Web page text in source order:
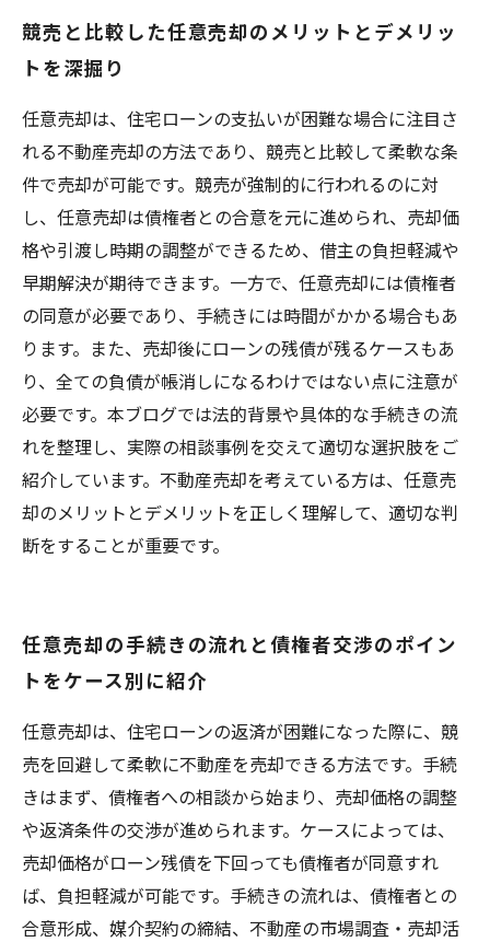
競売と比較した任意売却のメリットとデメリッ
トを深掘り
任意売却は、住宅ローンの支払いが困難な場合に注目さ
れる不動産売却の方法であり、競売と比較して柔軟な条
件で売却が可能です。競売が強制的に行われるのに対
し、任意売却は債権者との合意を元に進められ、売却価
格や引渡し時期の調整ができるため、借主の負担軽減や
早期解決が期待できます。一方で、任意売却には債権者
の同意が必要であり、手続きには時間がかかる場合もあ
ります。また、売却後にローンの残債が残るケースもあ
り、全ての負債が帳消しになるわけではない点に注意が
必要です。本ブログでは法的背景や具体的な手続きの流
れを整理し、実際の相談事例を交えて適切な選択肢をご
紹介しています。不動産売却を考えている方は、任意売
却のメリットとデメリットを正しく理解して、適切な判
断をすることが重要です。
任意売却の手続きの流れと債権者交渉のポイン
トをケース別に紹介
任意売却は、住宅ローンの返済が困難になった際に、競
売を回避して柔軟に不動産を売却できる方法です。手続
きはまず、債権者への相談から始まり、売却価格の調整
や返済条件の交渉が進められます。ケースによっては、
売却価格がローン残債を下回っても債権者が同意すれ
ば、負担軽減が可能です。手続きの流れは、債権者との
合意形成、媒介契約の締結、不動産の市場調査・売却活